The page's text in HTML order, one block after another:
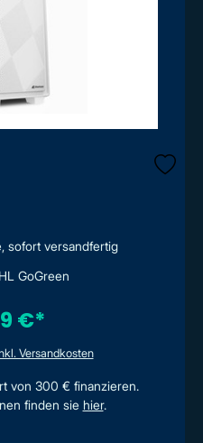
sofort versandfertig
GoGreen
€*
Versandkosten
von 300 € finanzieren.
finden sie hier.